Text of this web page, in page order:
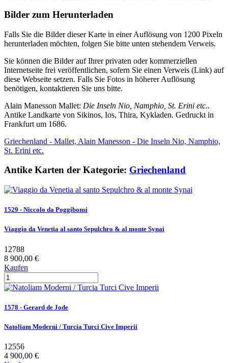
Bilder zum Herunterladen
Falls Sie die Bilder dieser Karte in einer Auflösung von 1200 Pixeln
herunterladen möchten, folgen Sie bitte unten stehendem Verweis.
Sie können die Bilder auf Ihrer privaten oder kommerziellen
Internetseite frei veröffentlichen, sofern Sie einen Verweis (Link) auf
diese Webseite setzen. Falls Sie Fotos in höherer Auflösung
benötigen, kontaktieren Sie uns bitte.
Alain Manesson Mallet: Die Inseln Nio, Namphio, St. Erini etc..
Antike Landkarte von Sikinos, Ios, Thira, Kykladen. Gedruckt in
Frankfurt um 1686.
Griechenland - Mallet, Alain Manesson - Die Inseln Nio, Namphio,
St. Erini etc.
Antike Karten der Kategorie: Griechenland
1529 - Niccolo da Poggibonsi
Viaggio da Venetia al santo Sepulchro & al monte Synai
12788
8 900,00 €
Kaufen
1578 - Gerard de Jode
Natoliam Moderni / Turcia Turci Cive Imperii
12556
4 900,00 €